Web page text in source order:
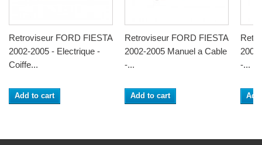
Retroviseur FORD FIESTA
2002-2005 - Electrique -
Coiffe...
Add to cart
Retroviseur FORD FIESTA
2002-2005 Manuel a Cable
-...
Add to cart
-...